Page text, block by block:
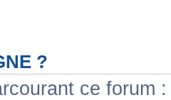
?
ce forum